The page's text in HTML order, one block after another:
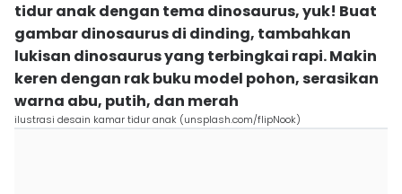
tidur anak dengan tema dinosaurus, yuk! Buat
gambar dinosaurus di dinding, tambahkan
lukisan dinosaurus yang terbingkai rapi. Makin
keren dengan rak buku model pohon, serasikan
warna abu, putih, dan merah
ilustrasi desain kamar tidur anak (unsplash.com/flipNook)